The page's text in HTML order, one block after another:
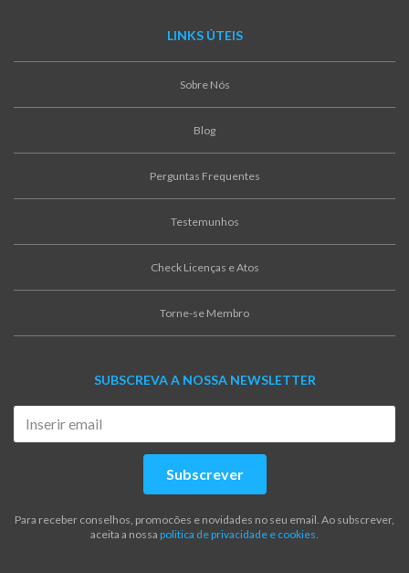
LINKS ÚTEIS
Sobre Nós
Blog
Perguntas Frequentes
Testemunhos
Check Licenças e Atos
Torne-se Membro
SUBSCREVA A NOSSA NEWSLETTER
Subscrever
Para receber conselhos, promocões e novidades no seu email. Ao subscrever,
aceita a nossa politica de privacidade e cookies.